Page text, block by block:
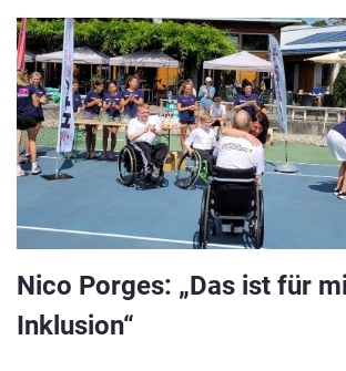
Nico Porges: „Das ist für
Inklusion“